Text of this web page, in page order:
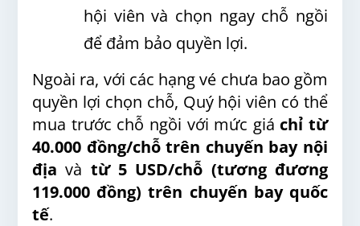
hội viên và chọn ngay chỗ ngồi
để đảm bảo quyền lợi.
Ngoài ra, với các hạng vé chưa bao gồm
quyền lợi chọn chỗ, Quý hội viên có thể
mua trước chỗ ngồi với mức giá chỉ từ
40.000 đồng/chỗ trên chuyến bay nội
địa và từ 5 USD/chỗ (tương đương
119.000 đồng) trên chuyến bay quốc
tế.